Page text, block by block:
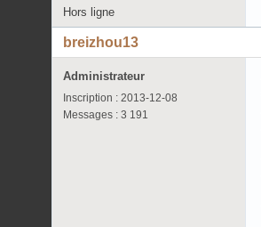
Hors ligne
breizhou13
Administrateur
Inscription : 2013-12-08
Messages : 3 191